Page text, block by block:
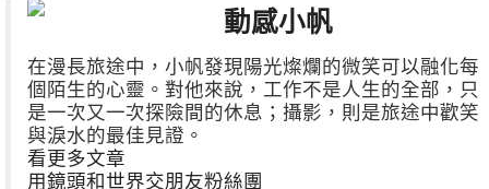
動感小帆
在漫長旅途中，小帆發現陽光燦爛的微笑可以融化每
個陌生的心靈。對他來說，工作不是人生的全部，只
是一次又一次探險間的休息；攝影，則是旅途中歡笑
與淚水的最佳見證。
看更多文章
用鏡頭和世界交朋友粉絲團